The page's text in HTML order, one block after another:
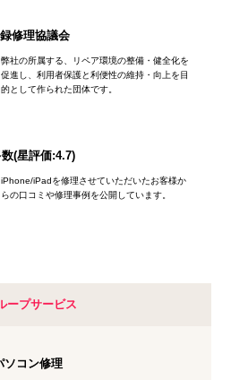
修理協議会
弊社の所属する、リペア環境の整備・健全化を
促進し、利用者保護と利便性の維持・向上を目
的として作られた団体です。
(星評価:4.7)
iPhone/iPadを修理させていただいたお客様か
らの口コミや修理事例を公開しています。
ープサービス
ソコン修理